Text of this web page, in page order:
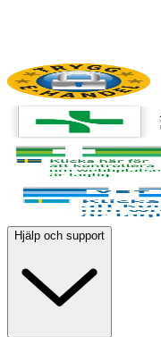
Hjälp och support